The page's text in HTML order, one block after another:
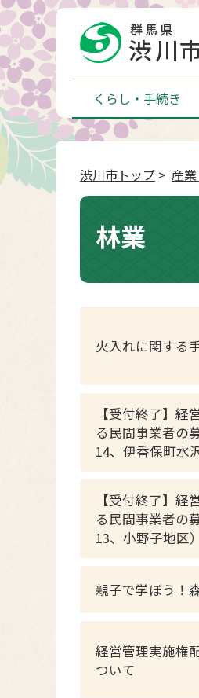
くらし・手続き
渋川市トップ > 産
林業
火入れに関する
【受付終了】経
る民間事業者の
14、伊香保町水
【受付終了】経
る民間事業者の
13、小野子地区）
親子で学ぼう！
経営管理実施権
ついて